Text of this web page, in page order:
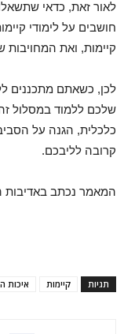
לאור זאת, כדאי
חושבים על לימודי
קיימות, ואת המחויבות
לכן, כשאתם מתכננים
שלכם ללמוד במסלול
כלכלית, הגנה על
קרובה לליבכם.
המאמר נכתב באדיבות
תגיות קיימות איכות